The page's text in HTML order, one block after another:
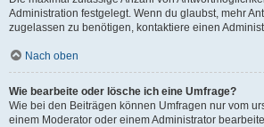
Administration festgelegt. Wenn du glaubst, mehr
zugelassen zu benötigen, kontaktiere einen
Nach oben
Wie bearbeite oder lösche ich eine Umfrage?
Wie bei den Beiträgen können Umfragen nur vom
einem Moderator oder einem Administrator